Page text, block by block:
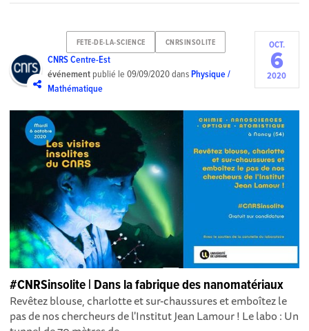
FETE-DE-LA-SCIENCE CNRSINSOLITE
CNRS Centre-Est
événement publié le09/09/2020dansPhysique /
Mathématique
OCT.
6
2020
#CNRSinsolite | Dans la fabrique des nanomatériaux
Revêtez blouse, charlotte et sur-chaussures et emboîtez le
pas de nos chercheurs de l'Institut Jean Lamour ! Le labo : Un